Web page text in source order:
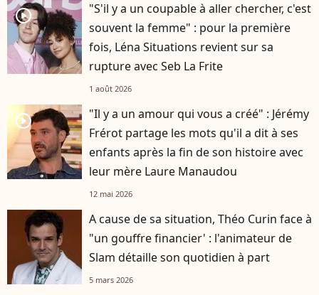
player2
"S'il y a un coupable à aller chercher, c'est
souvent la femme" : pour la première
fois, Léna Situations revient sur sa
rupture avec Seb La Frite
1 août 2026
player2
"Il y a un amour qui vous a créé" : Jérémy
Frérot partage les mots qu'il a dit à ses
enfants après la fin de son histoire avec
leur mère Laure Manaudou
12 mai 2026
A cause de sa situation, Théo Curin face à
"un gouffre financier' : l'animateur de
Slam détaille son quotidien à part
5 mars 2026